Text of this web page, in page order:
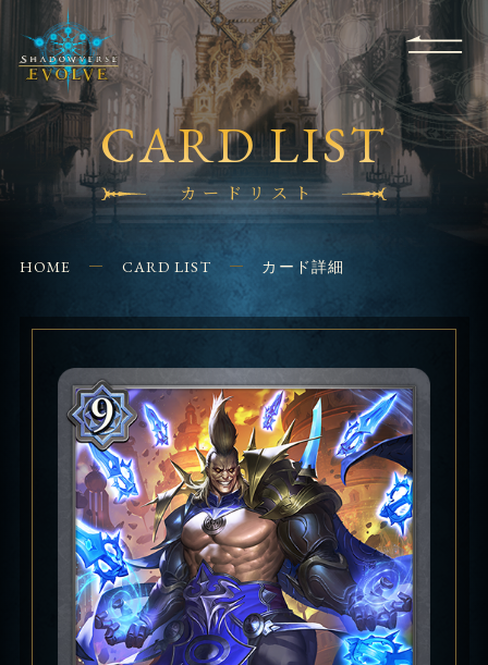
Q&A
EVENT SHOPS
FOR
BEGINNERS
APPLICATION
CONTACT
CARD LIST
カードリスト
HOME CARD LIST カード詳細